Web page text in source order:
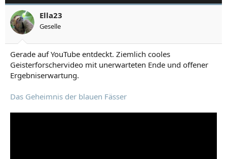
Ella23
Geselle
Gerade auf YouTube entdeckt. Ziemlich cooles
Geisterforschervideo mit unerwarteten Ende und offener
Ergebniserwartung.
Das Geheimnis der blauen Fässer